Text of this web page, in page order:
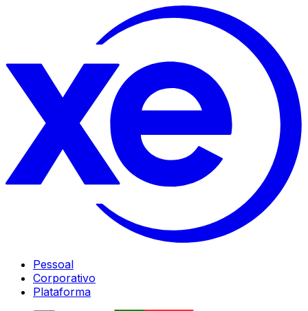
Pessoal
Corporativo
Plataforma